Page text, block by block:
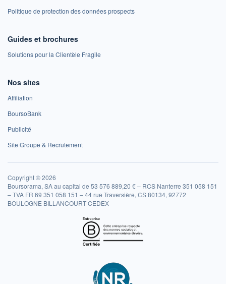
Politique de protection des données prospects
Guides et brochures
Solutions pour la Clientèle Fragile
Nos sites
Affiliation
BoursoBank
Publicité
Site Groupe & Recrutement
Copyright © 2026
Boursorama, SA au capital de 53 576 889,20 € – RCS Nanterre 351 058 151
– TVA FR 69 351 058 151 – 44 rue Traversière, CS 80134, 92772
BOULOGNE BILLANCOURT CEDEX